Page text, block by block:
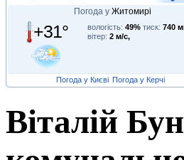
Погода у Житомирі
+31° вологість: 49% тиск: 740
вітер: 2 м/с,
Погода у Києві Погода у Керчі
Віталій